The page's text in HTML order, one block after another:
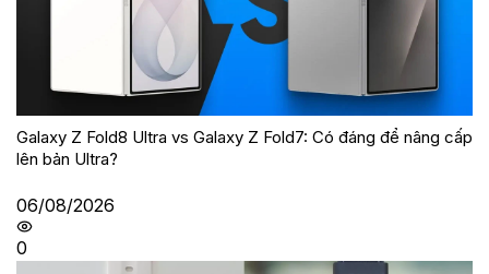
Galaxy Z Fold8 Ultra vs Galaxy Z Fold7: Có đáng để nâng cấp
lên bản Ultra?
06/08/2026
0